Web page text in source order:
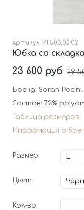
Артикул 171.503.02.02
Юбка со
23 600 руб 29
Бренд: Sarah Pacini.
Состав: 72%
Таблица размеров
Информация о
Размер
Цвет
Кол-во.